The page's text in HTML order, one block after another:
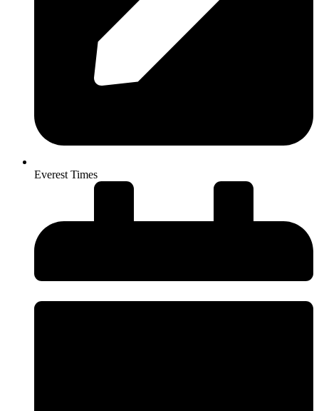
Everest Times